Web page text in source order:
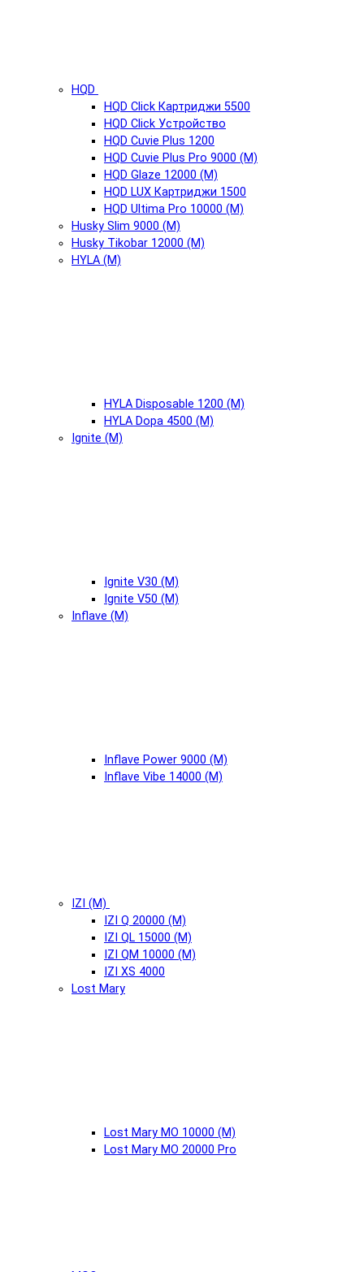
HQD
HQD Click Картриджи 5500
HQD Click Устройство
HQD Cuvie Plus 1200
HQD Cuvie Plus Pro 9000 (М)
HQD Glaze 12000 (М)
HQD LUX Картриджи 1500
HQD Ultima Pro 10000 (М)
Husky Slim 9000 (М)
Husky Tikobar 12000 (М)
HYLA (М)
HYLA Disposable 1200 (М)
HYLA Dopa 4500 (М)
Ignite (М)
Ignite V30 (М)
Ignite V50 (М)
Inflave (М)
Inflave Power 9000 (М)
Inflave Vibe 14000 (М)
IZI (М)
IZI Q 20000 (М)
IZI QL 15000 (М)
IZI QM 10000 (М)
IZI XS 4000
Lost Mary
Lost Mary MO 10000 (М)
Lost Mary MO 20000 Pro